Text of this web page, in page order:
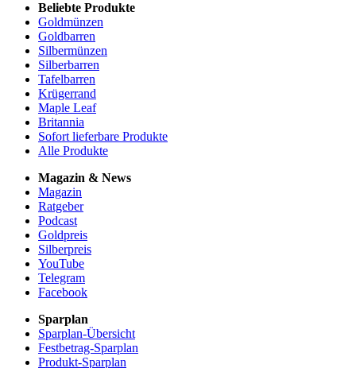
Beliebte Produkte
Goldmünzen
Goldbarren
Silbermünzen
Silberbarren
Tafelbarren
Krügerrand
Maple Leaf
Britannia
Sofort lieferbare Produkte
Alle Produkte
Magazin & News
Magazin
Ratgeber
Podcast
Goldpreis
Silberpreis
YouTube
Telegram
Facebook
Sparplan
Sparplan-Übersicht
Festbetrag-Sparplan
Produkt-Sparplan